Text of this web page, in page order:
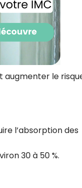
augmenter le
l’absorption des
30 à 50 %.
utilisée par Digital Prisma
contenant des offres
pourrez vous désinscrire en
dans la newsletter. Pour en
connaissance de notre